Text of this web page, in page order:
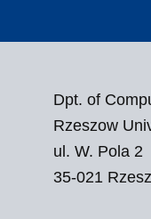
Dpt. of
Rzeszow
ul. W. Pola 2
35-021